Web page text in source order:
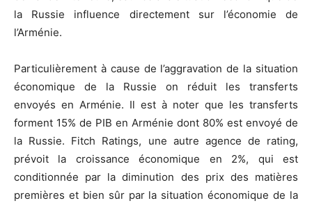
la Russie influence directement sur l’économie de
l’Arménie.
Particulièrement à cause de l’aggravation de la situation
économique de la Russie on réduit les transferts
envoyés en Arménie. Il est à noter que les transferts
forment 15% de PIB en Arménie dont 80% est envoyé de
la Russie. Fitch Ratings, une autre agence de rating,
prévoit la croissance économique en 2%, qui est
conditionnée par la diminution des prix des matières
premières et bien sûr par la situation économique de la